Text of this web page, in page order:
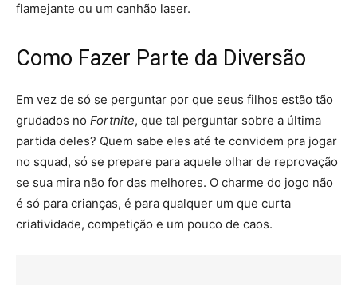
flamejante ou um canhão laser.
Como Fazer Parte da Diversão
Em vez de só se perguntar por que seus filhos estão tão
grudados no Fortnite, que tal perguntar sobre a última
partida deles? Quem sabe eles até te convidem pra jogar
no squad, só se prepare para aquele olhar de reprovação
se sua mira não for das melhores. O charme do jogo não
é só para crianças, é para qualquer um que curta
criatividade, competição e um pouco de caos.